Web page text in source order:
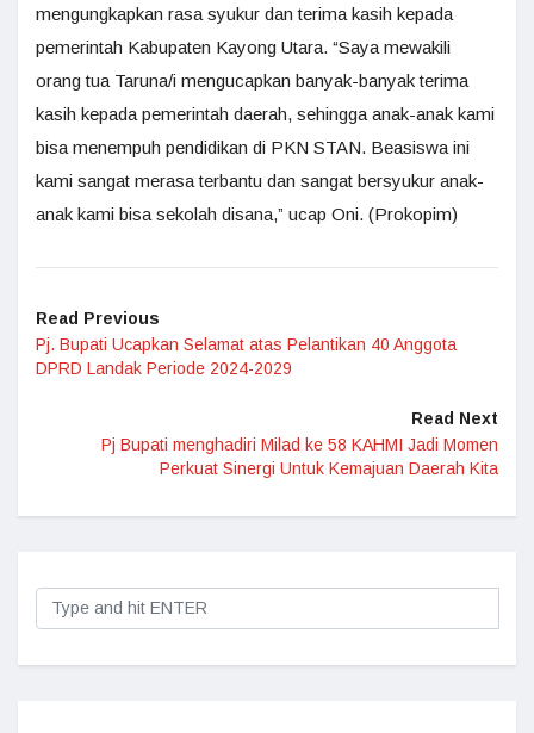
mengungkapkan rasa syukur dan terima kasih kepada
pemerintah Kabupaten Kayong Utara. “Saya mewakili
orang tua Taruna/i mengucapkan banyak-banyak terima
kasih kepada pemerintah daerah, sehingga anak-anak kami
bisa menempuh pendidikan di PKN STAN. Beasiswa ini
kami sangat merasa terbantu dan sangat bersyukur anak-
anak kami bisa sekolah disana,” ucap Oni. (Prokopim)
Read Previous
Pj. Bupati Ucapkan Selamat atas Pelantikan 40 Anggota
DPRD Landak Periode 2024-2029
Read Next
Pj Bupati menghadiri Milad ke 58 KAHMI Jadi Momen
Perkuat Sinergi Untuk Kemajuan Daerah Kita